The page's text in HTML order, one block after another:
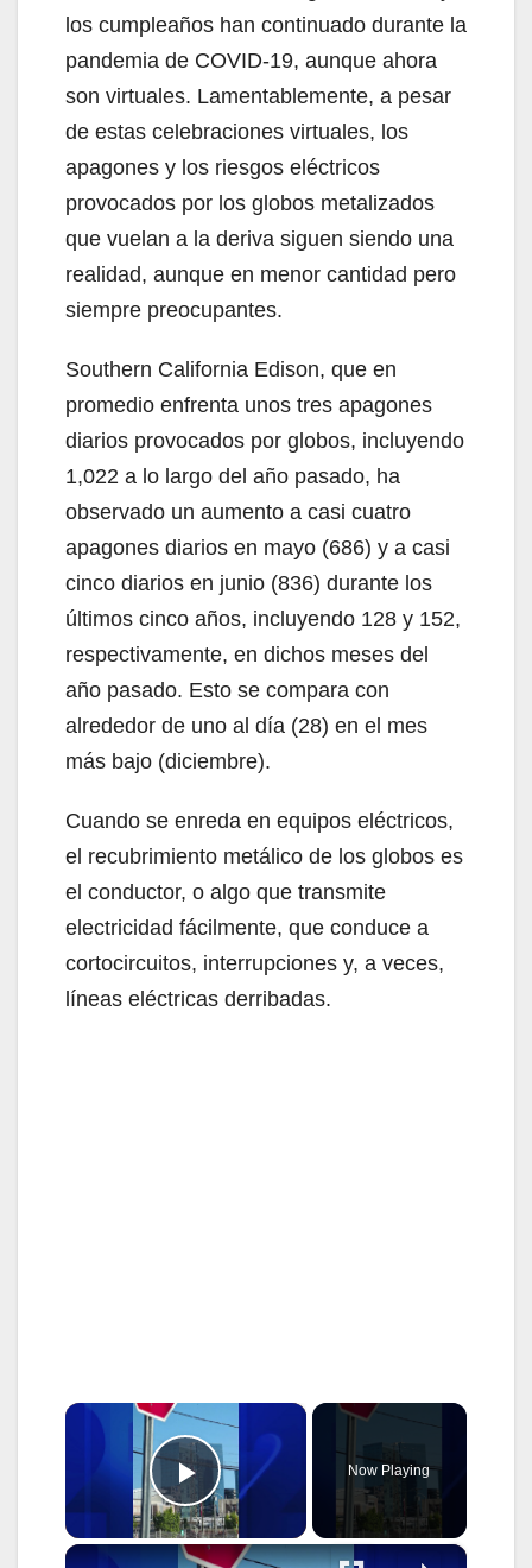
los cumpleaños han continuado durante la
pandemia de COVID-19, aunque ahora
son virtuales. Lamentablemente, a pesar
de estas celebraciones virtuales, los
apagones y los riesgos eléctricos
provocados por los globos metalizados
que vuelan a la deriva siguen siendo una
realidad, aunque en menor cantidad pero
siempre preocupantes.
Southern California Edison, que en
promedio enfrenta unos tres apagones
diarios provocados por globos, incluyendo
1,022 a lo largo del año pasado, ha
observado un aumento a casi cuatro
apagones diarios en mayo (686) y a casi
cinco diarios en junio (836) durante los
últimos cinco años, incluyendo 128 y 152,
respectivamente, en dichos meses del
año pasado. Esto se compara con
alrededor de uno al día (28) en el mes
más bajo (diciembre).
Cuando se enreda en equipos eléctricos,
el recubrimiento metálico de los globos es
el conductor, o algo que transmite
electricidad fácilmente, que conduce a
cortocircuitos, interrupciones y, a veces,
líneas eléctricas derribadas.
×
Play Video
Now Playing
×